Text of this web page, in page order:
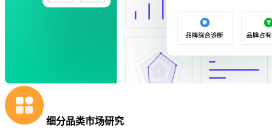
细分品类市场研究